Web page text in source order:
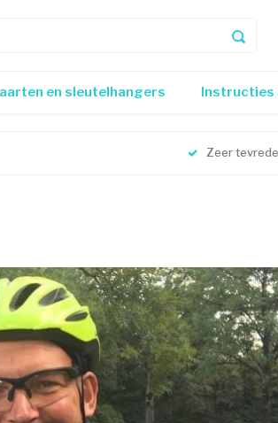
en sleutelhangers Instructies
Zeer